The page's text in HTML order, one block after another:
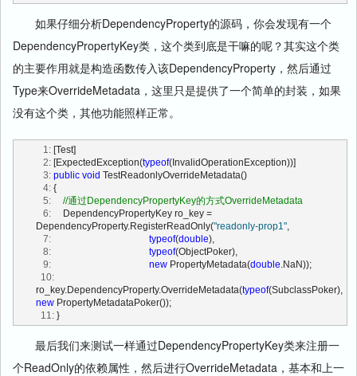
如果仔细分析DependencyProperty的源码，你会发现有一个
DependencyPropertyKey类，这个类到底是干嘛的呢？其实这个类
的主要作用就是构造函数传入该DependencyProperty，然后通过
Type来OverrideMetadata，这里只是提供了一个简单的封装，如果
没有这个类，其他功能照样正常。
   1:
[Test]
   2:
[ExpectedException(typeof(InvalidOperationException))]
   3:
public void TestReadonlyOverrideMetadata()
   4:
{
   5:
//通过DependencyPropertyKey的方式OverrideMetadata
   6:
     DependencyPropertyKey ro_key =
DependencyProperty.RegisterReadOnly("readonly-prop1"
   7:
typeof(double),
   8:
typeof(ObjectPoker),
   9:
new PropertyMetadata(double .NaN));
  10:
ro_key.DependencyProperty.OverrideMetadata(typeof
new PropertyMetadataPoker());
  11:
}
最后我们来测试一样通过DependencyPropertyKey类来注册一
个ReadOnly的依赖属性，然后进行OverrideMetadata，基本和上一